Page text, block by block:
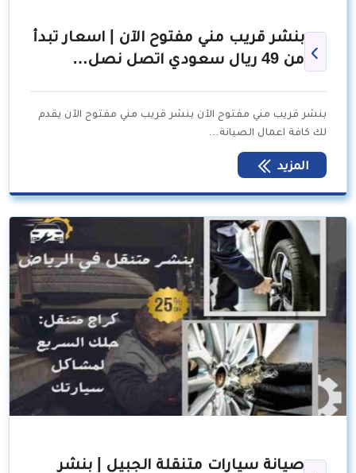
بنشر قريب مني مفتوح الآن | اسعار تبدأ
من 49 ريال سعودي اتصل نصل…
بنشر قريب مني مفتوح الآن بنشر قريب مني مفتوح الآن يقدم
لك كافة اعمال الصيانة…
المزيد
صيانة سيارات متنقلة الجبيل | بنشر